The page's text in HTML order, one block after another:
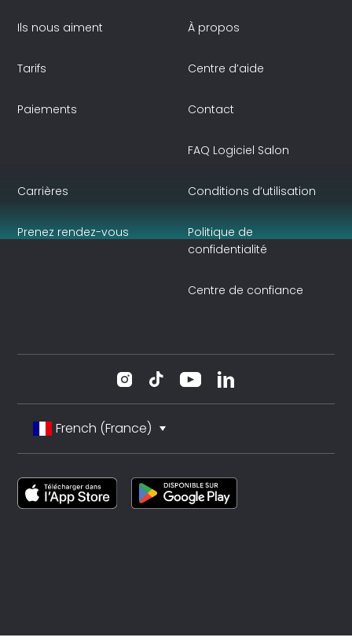
Ils nous aiment
Tarifs
Paiements
À propos
Centre d’aide
Contact
FAQ Logiciel Salon
Carrières
Prenez rendez-vous
Conditions d’utilisation
Politique de
confidentialité
Centre de confiance
French (France)